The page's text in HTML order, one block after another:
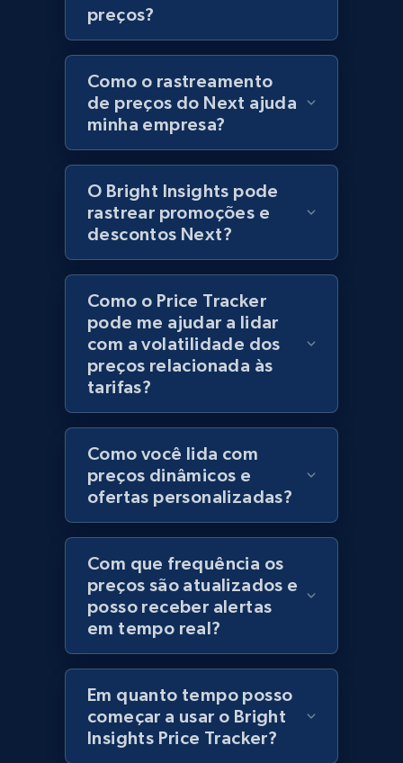
URL, Product id, Title, Product description,
Rating, Reviews count, Initial price, Discount,
and more.
1.3K+ 175+ Comece agora
Zara - Products
Category id, Product id, Product name, Price,
Currency, Colour code, Colour, Description, and
more.
Comece agora
Category id, Product id, Product name, Price,
Currency, Colour code, Colour, Description, and
1.2K+ 208+ Comece agora
Best Buy products
URL, Product id, Title, Images, Final price,
Currency, Discount, Initial price, and more.
1.1K+ 149+ Comece agora
preços?
Como o rastreamento
de preços do Next ajuda
minha empresa?
O Bright Insights pode
rastrear promoções e
descontos Next?
Como o Price Tracker
pode me ajudar a lidar
com a volatilidade dos
preços relacionada às
tarifas?
Como você lida com
preços dinâmicos e
ofertas personalizadas?
Com que frequência os
preços são atualizados e
posso receber alertas
em tempo real?
Em quanto tempo posso
começar a usar o Bright
Insights Price Tracker?